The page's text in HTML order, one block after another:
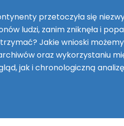
przetoczyła się
ludzi, zanim zniknęła i
Jakie wnioski
oraz wykorzystaniu
jak i chronologiczną